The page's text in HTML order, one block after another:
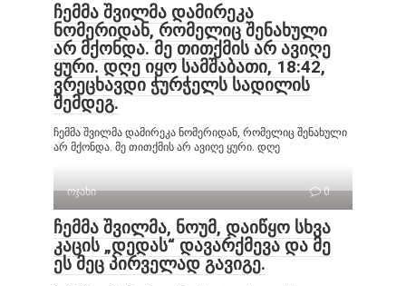
ჩემმა შვილმა დამირეკა
ნომერიდან, რომელიც შენახული
არ მქონდა. მე თითქმის არ ავიღე
ყური. დღე იყო სამშაბათი, 18:42,
ვრეცხავდი ჭურჭელს სადილის
შემდეგ.
ჩემმა შვილმა დამირეკა ნომერიდან, რომელიც შენახული
არ მქონდა. მე თითქმის არ ავიღე ყური. დღე
ოჯახი 0
ჩემმა შვილმა, ნოუმ, დაიწყო სხვა
კაცის „დედას“ დავარქმევა და მე
ეს მეც პირველად გავიგე.